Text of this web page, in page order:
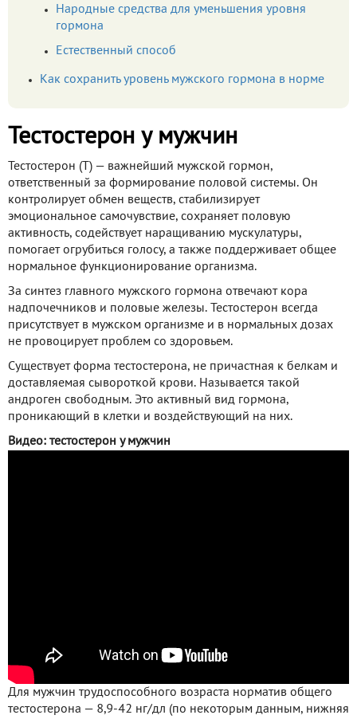
Народные средства для уменьшения уровня
гормона
Естественный способ
Как сохранить уровень мужского гормона в норме
Тестостерон у мужчин
Тестостерон (Т) — важнейший мужской гормон,
ответственный за формирование половой системы. Он
контролирует обмен веществ, стабилизирует
эмоциональное самочувствие, сохраняет половую
активность, содействует наращиванию мускулатуры,
помогает огрубиться голосу, а также поддерживает общее
нормальное функционирование организма.
За синтез главного мужского гормона отвечают кора
надпочечников и половые железы. Тестостерон всегда
присутствует в мужском организме и в нормальных дозах
не провоцирует проблем со здоровьем.
Существует форма тестостерона, не причастная к белкам и
доставляемая сывороткой крови. Называется такой
андроген свободным. Это активный вид гормона,
проникающий в клетки и воздействующий на них.
Видео: тестостерон у мужчин
Для мужчин трудоспособного возраста норматив общего
тестостерона — 8,9-42 нг/дл (по некоторым данным, нижняя